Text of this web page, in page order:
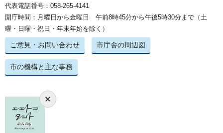
代表電話番号：058-265-4141
開庁時間：月曜日から金曜日 午前8時45分から午後5時30分まで（土
曜・日曜・祝日・年末年始を除く）
ご意見・お問い合わせ 市庁舎の周辺図
市の機構と主な事務